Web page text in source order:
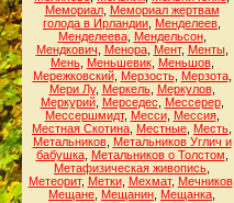
Мемориал, Мемориал жертвам
голода в Ирландии Менделеев
Менделеева, Мендельсон,
Мендкович
Менора, Мент, Менты,
Мень, Меньшевик, Меньшов,
Мережковский, Мерзость, Мерзота,
Мери Лу, Меркель, Меркулов,
Меркурий, Мерседес Мессерер,
Мессершмидт, Месси, Мессия,
Местная Скотина Местные Месть
Метальников, Метальников Углич и
бабушка, Метальников о Толстом
Метафизическая живопись
Метеорит, Метки, Мехмат, Мечников,
Мещане Мещанин Мещанка